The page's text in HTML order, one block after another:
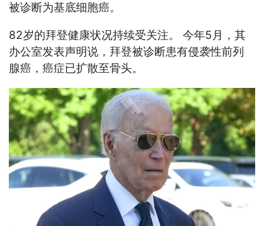
被诊断为基底细胞癌。
82岁的拜登健康状况持续受关注。 今年5月，其
办公室发表声明说，拜登被诊断患有侵袭性前列
腺癌，癌症已扩散至骨头。